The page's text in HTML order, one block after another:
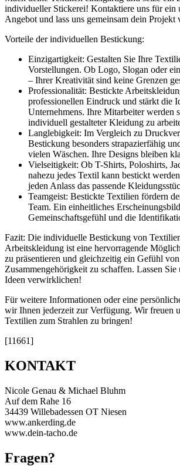
individueller Stickerei! Kontaktiere uns für ein
Angebot und lass uns gemeinsam dein
Vorteile der individuellen Bestickung:
Einzigartigkeit: Gestalten Sie Ihre
Vorstellungen. Ob Logo, Slogan oder
– Ihrer Kreativität sind keine Grenzen
Professionalität: Bestickte
professionellen Eindruck und stärkt die
Unternehmens. Ihre Mitarbeiter werden
individuell gestalteter Kleidung zu
Langlebigkeit: Im Vergleich zu
Bestickung besonders strapazierfähig
vielen Wäschen. Ihre Designs bleiben
Vielseitigkeit: Ob T-Shirts, Poloshirts,
nahezu jedes Textil kann bestickt
jeden Anlass das passende
Teamgeist: Bestickte Textilien fördern
Team. Ein einheitliches
Gemeinschaftsgefühl und die
Fazit: Die individuelle Bestickung von
Arbeitskleidung ist eine hervorragende
zu präsentieren und gleichzeitig ein Gefühl von
Zusammengehörigkeit zu schaffen. Lassen Sie
Ideen verwirklichen!
Für weitere Informationen oder eine
wir Ihnen jederzeit zur Verfügung. Wir freuen
Textilien zum Strahlen zu bringen!
[11661]
KONTAKT
Nicole Genau & Michael Bluhm
Auf dem Rahe 16
34439 Willebadessen OT Niesen
www.ankerding.de
www.dein-tacho.de
Fragen?